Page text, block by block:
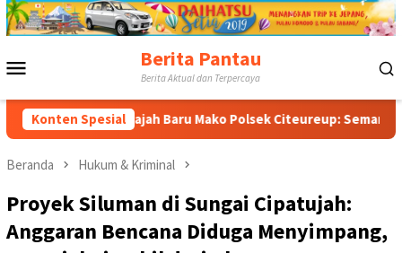
Loncat
ke
Berita Pantau
Berita Aktual dan Terpercaya
Konten Spesial
Wajah Baru Mako Polsek Citeureup: Semarak Merah
Beranda Hukum & Kriminal
Proyek Siluman di Sungai Cipatujah:
Anggaran Bencana Diduga Menyimpang,